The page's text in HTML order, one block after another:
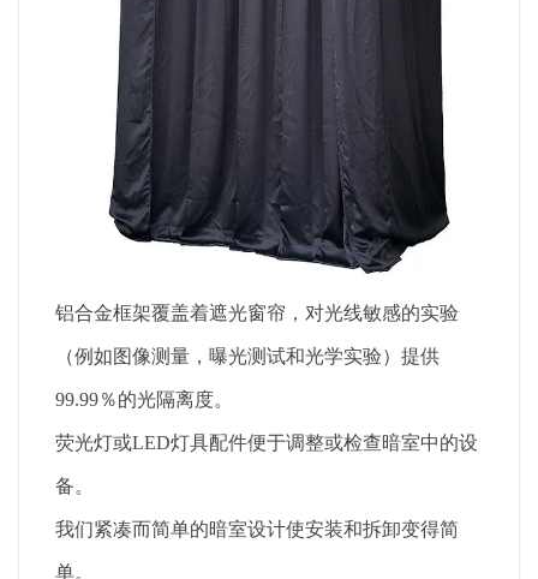
铝合金框架覆盖着遮光窗帘，对光线敏感的实验
（例如图像测量，曝光测试和光学实验）提供
99.99％的光隔离度。
荧光灯或LED灯具配件便于调整或检查暗室中的设
备。
我们紧凑而简单的暗室设计使安装和拆卸变得简
单。